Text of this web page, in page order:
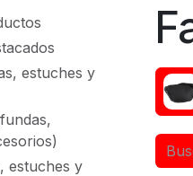
estuches y
estuches y